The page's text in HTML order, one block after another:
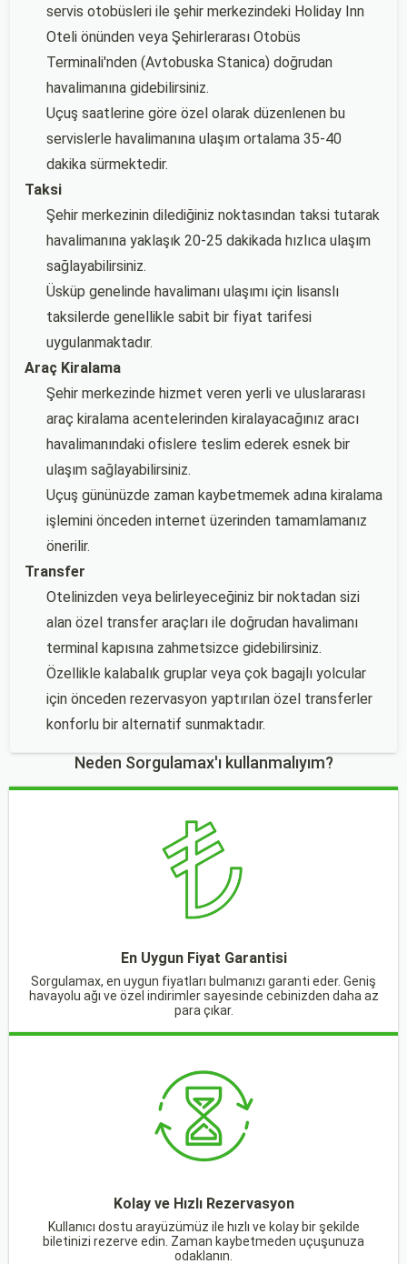
servis otobüsleri ile şehir merkezindeki Holiday Inn
Oteli önünden veya Şehirlerarası Otobüs
Terminali'nden (Avtobuska Stanica) doğrudan
havalimanına gidebilirsiniz.
Uçuş saatlerine göre özel olarak düzenlenen bu
servislerle havalimanına ulaşım ortalama 35-40
dakika sürmektedir.
Taksi
Şehir merkezinin dilediğiniz noktasından taksi tutarak
havalimanına yaklaşık 20-25 dakikada hızlıca ulaşım
sağlayabilirsiniz.
Üsküp genelinde havalimanı ulaşımı için lisanslı
taksilerde genellikle sabit bir fiyat tarifesi
uygulanmaktadır.
Araç Kiralama
Şehir merkezinde hizmet veren yerli ve uluslararası
araç kiralama acentelerinden kiralayacağınız aracı
havalimanındaki ofislere teslim ederek esnek bir
ulaşım sağlayabilirsiniz.
Uçuş gününüzde zaman kaybetmemek adına kiralama
işlemini önceden internet üzerinden tamamlamanız
önerilir.
Transfer
Otelinizden veya belirleyeceğiniz bir noktadan sizi
alan özel transfer araçları ile doğrudan havalimanı
terminal kapısına zahmetsizce gidebilirsiniz.
Özellikle kalabalık gruplar veya çok bagajlı yolcular
için önceden rezervasyon yaptırılan özel transferler
konforlu bir alternatif sunmaktadır.
Neden Sorgulamax'ı kullanmalıyım?
En Uygun Fiyat Garantisi
Sorgulamax, en uygun fiyatları bulmanızı garanti eder. Geniş
havayolu ağı ve özel indirimler sayesinde cebinizden daha az
para çıkar.
Kolay ve Hızlı Rezervasyon
Kullanıcı dostu arayüzümüz ile hızlı ve kolay bir şekilde
biletinizi rezerve edin. Zaman kaybetmeden uçuşunuza
odaklanın.